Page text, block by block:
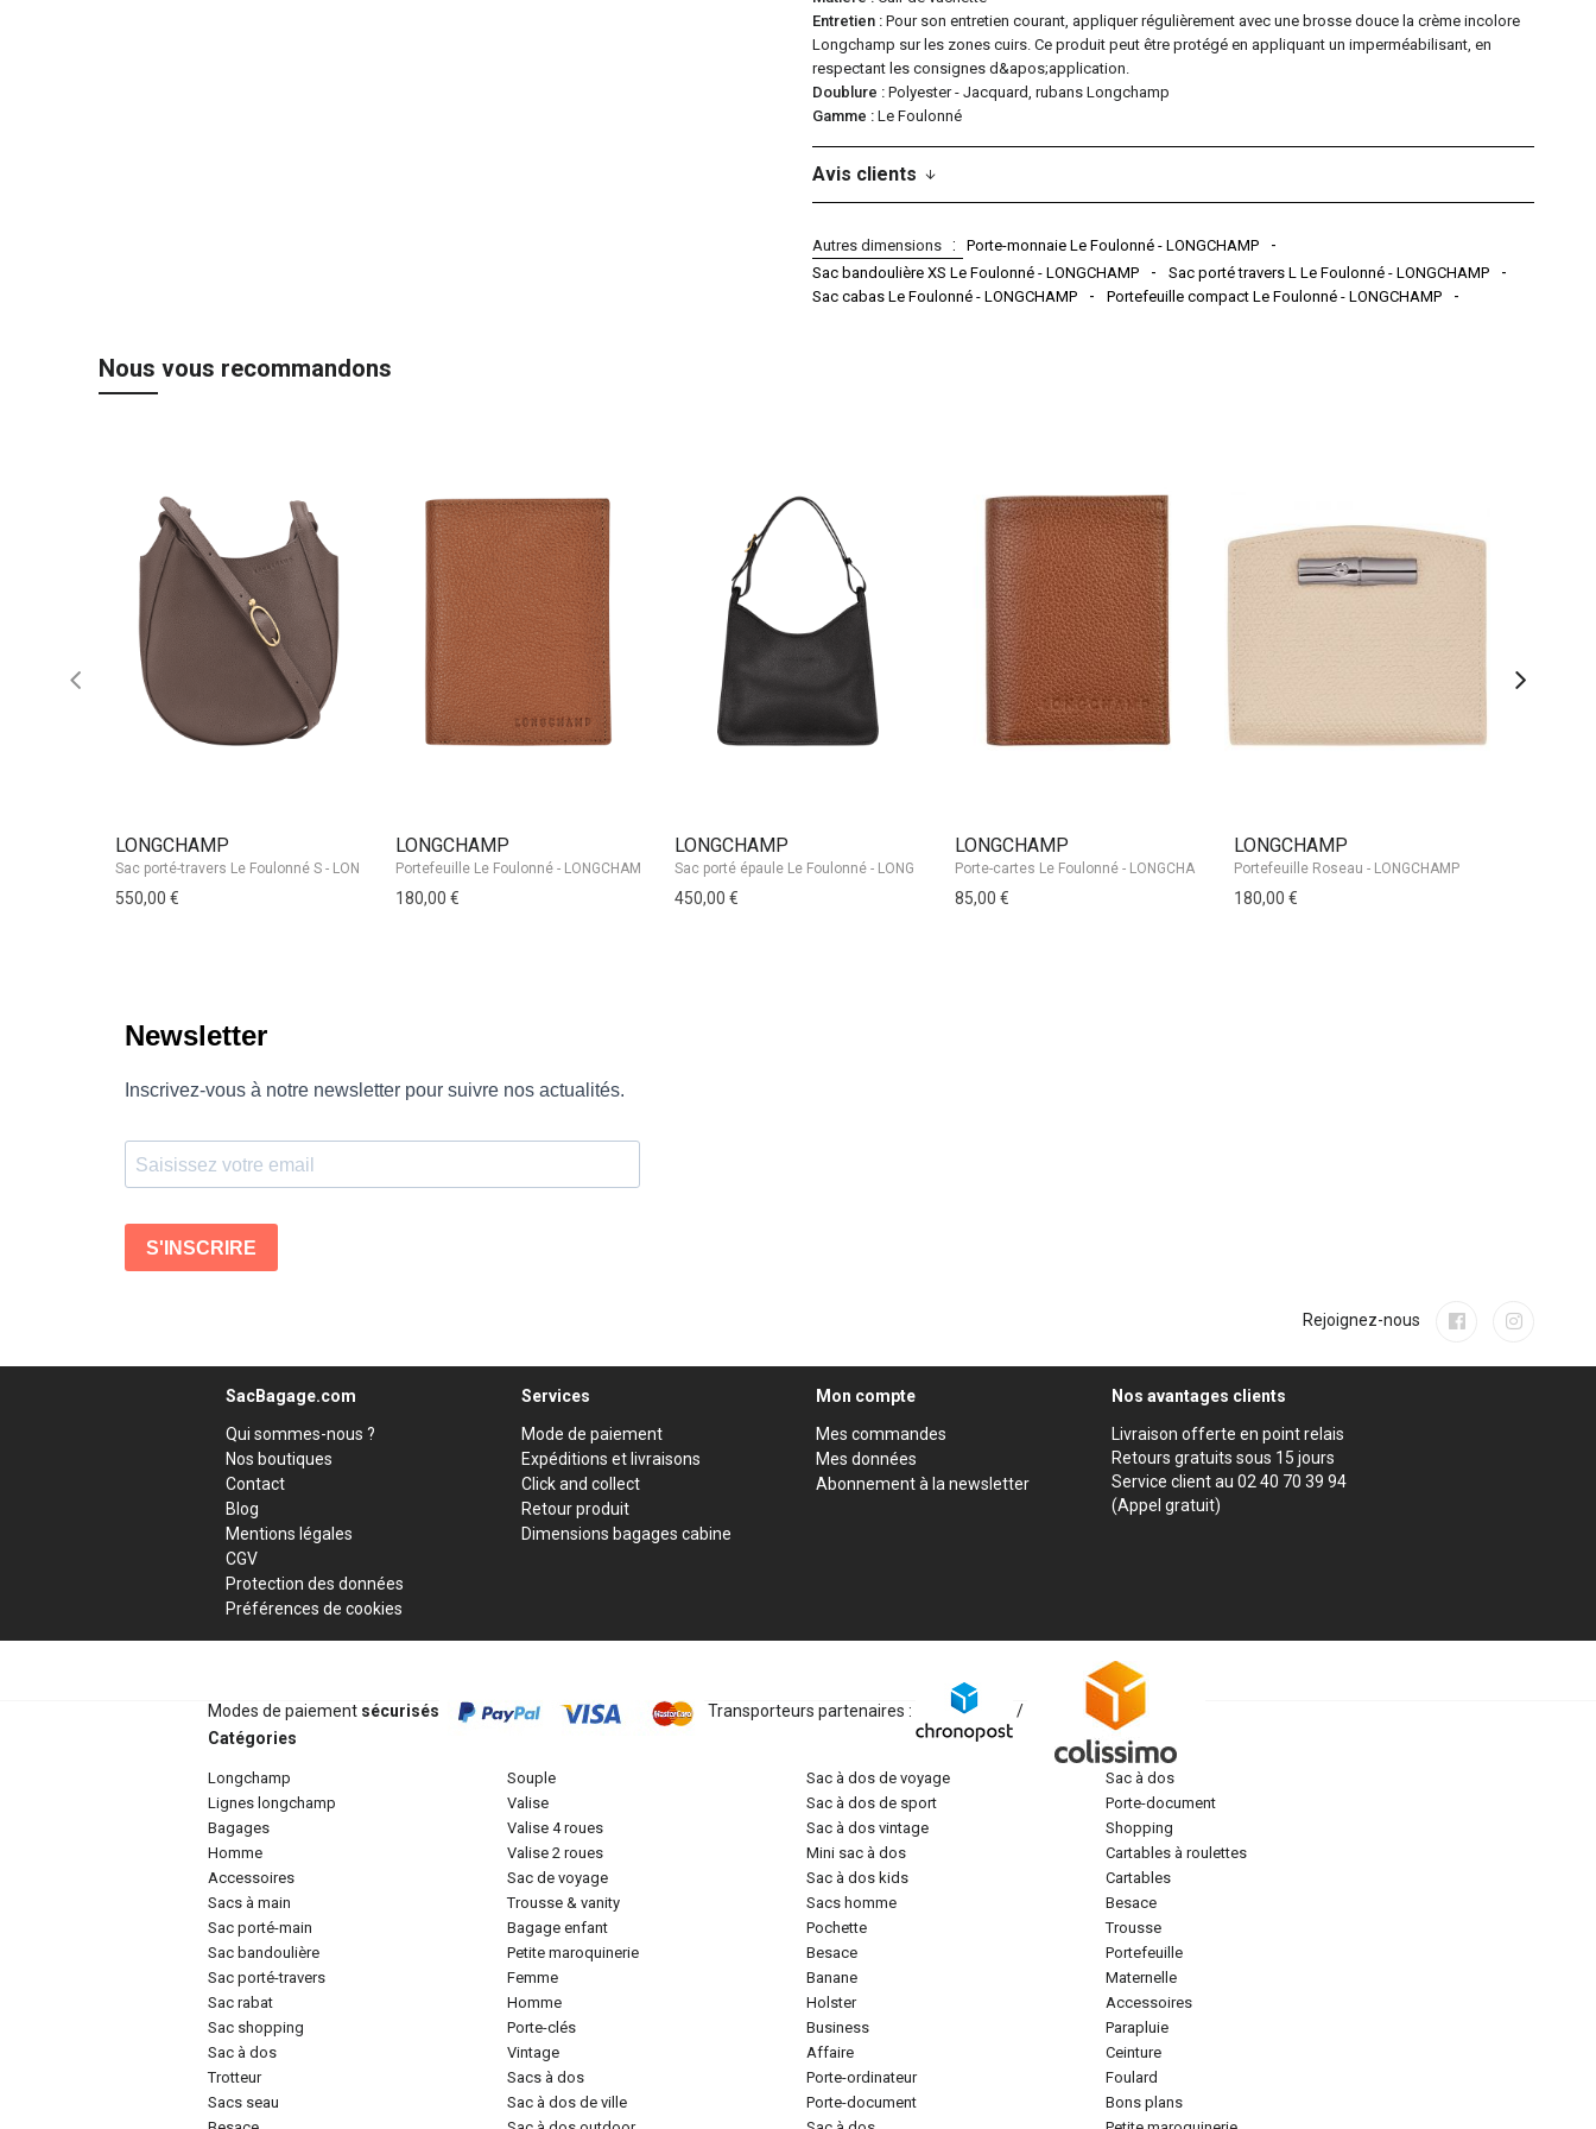
Entretien
Pour son entretien courant, appliquer régulièrement avec une brosse douce la crème incolore
Longchamp sur les zones cuirs. Ce produit peut être protégé en appliquant un imperméabilisant, en
respectant les consignes d&apos;application.
Doublure
Polyester - Jacquard, rubans Longchamp
Gamme
Le Foulonné
Avis clients
Autres dimensions
Porte-monnaie Le Foulonné - LONGCHAMP
Sac bandoulière XS Le Foulonné - LONGCHAMP
Sac porté travers L Le Foulonné - LONGCHAMP
Sac cabas Le Foulonné - LONGCHAMP
Portefeuille compact Le Foulonné - LONGCHAMP
Nous vous recommandons
LONGCHAMP
550,00 €
LONGCHAMP
180,00 €
LONGCHAMP
450,00 €
LONGCHAMP
85,00 €
LONGCHAMP
Portefeuille Roseau - LONGCHAMP
180,00 €
Rejoignez-nous
SacBagage.com
Qui sommes-nous ?
Nos boutiques
Contact
Blog
Mentions légales
CGV
Protection des données
Préférences de cookies
Services
Mode de paiement
Expéditions et livraisons
Click and collect
Retour produit
Dimensions bagages cabine
Mon compte
Mes commandes
Mes données
Abonnement à la newsletter
Nos avantages clients
Livraison offerte en point relais
Retours gratuits sous 15 jours
Service client au 02 40 70 39 94
(Appel gratuit)
Modes de paiement sécurisés Transporteurs partenaires :
/
Catégories
longchamp
lignes longchamp
bagages
homme
accessoires
sacs à main
sac porté-main
sac bandoulière
sac porté-travers
sac rabat
sac shopping
sac à dos
trotteur
sacs seau
souple
valise
valise 4 roues
valise 2 roues
sac de voyage
trousse & vanity
bagage enfant
petite maroquinerie
femme
homme
porte-clés
vintage
sacs à dos
sac à dos de ville
sac à dos de voyage
sac à dos de sport
sac à dos vintage
mini sac à dos
sac à dos kids
sacs homme
pochette
besace
banane
holster
business
affaire
porte-ordinateur
porte-document
sac à dos
porte-document
shopping
cartables à roulettes
cartables
besace
trousse
portefeuille
maternelle
accessoires
parapluie
ceinture
foulard
bons plans